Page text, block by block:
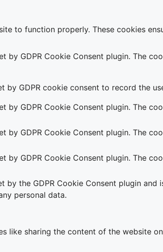
to function properly. These cookies
by GDPR Cookie Consent plugin. The
by GDPR cookie consent to record the
by GDPR Cookie Consent plugin. The
by GDPR Cookie Consent plugin. The
by GDPR Cookie Consent plugin. The
by the GDPR Cookie Consent plugin
personal data.
like sharing the content of the website